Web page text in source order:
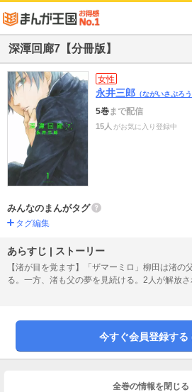
深潭回廊7【分冊版】
女性
永井三郎 （ながいさぶろう
5巻まで配信
15人 がお気に入り登録中
みんなのまんがタグ
タグ編集
あらすじ | ストーリー
【渚が目を覚ます】「ザマーミロ」柳田は渚の
る。一方、渚も父の夢を見続ける。2人が解放さ
今すぐ会員登録する
全巻の情報を 閉じる